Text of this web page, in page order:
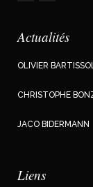
Actualités
OLIVIER
CHRISTOPHE
JACO BIDERMANN
Liens